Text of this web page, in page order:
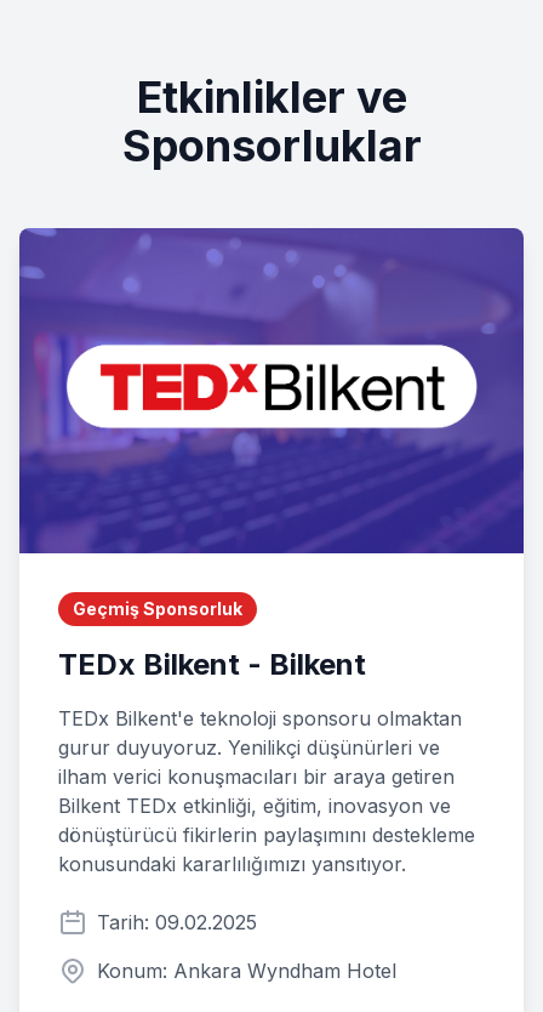
1
1
0
1
Etkinlikler ve
Sponsorluklar
Geçmiş Sponsorluk
TEDx Bilkent - Bilkent
TEDx Bilkent'e teknoloji sponsoru olmaktan
gurur duyuyoruz. Yenilikçi düşünürleri ve
ilham verici konuşmacıları bir araya getiren
Bilkent TEDx etkinliği, eğitim, inovasyon ve
dönüştürücü fikirlerin paylaşımını destekleme
konusundaki kararlılığımızı yansıtıyor.
Tarih: 09.02.2025
Konum: Ankara Wyndham Hotel